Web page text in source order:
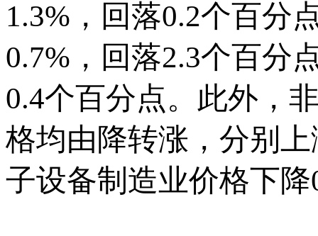
1.3%，回落0.2个百分
0.7%，回落2.3个百分
0.4个百分点。此外，
格均由降转涨，分别
子设备制造业价格下